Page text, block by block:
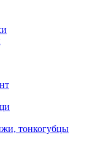
тонкогубцы